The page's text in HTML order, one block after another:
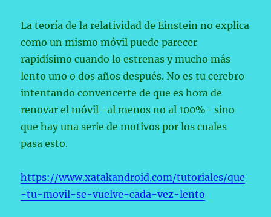
La teoría de la relatividad de Einstein no explica
como un mismo móvil puede parecer
rapidísimo cuando lo estrenas y mucho más
lento uno o dos años después. No es tu cerebro
intentando convencerte de que es hora de
renovar el móvil -al menos no al 100%- sino
que hay una serie de motivos por los cuales
pasa esto.
https://www.xatakandroid.com/tutoriales/que
-tu-movil-se-vuelve-cada-vez-lento